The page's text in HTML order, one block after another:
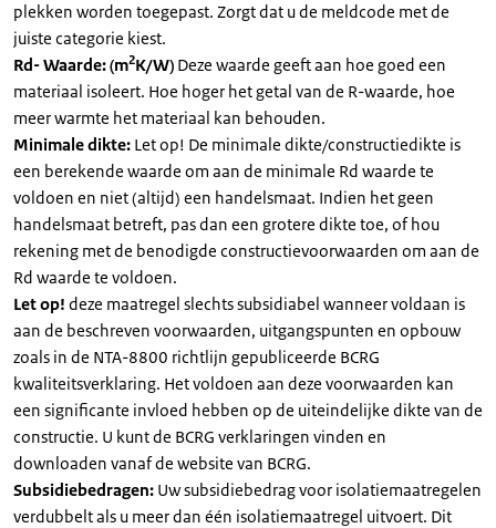
plekken worden toegepast. Zorgt dat u de meldcode met de
juiste categorie kiest.
Rd- Waarde: (m2K/W) Deze waarde geeft aan hoe goed een
materiaal isoleert. Hoe hoger het getal van de R-waarde, hoe
meer warmte het materiaal kan behouden.
Minimale dikte: Let op! De minimale dikte/constructiedikte is
een berekende waarde om aan de minimale Rd waarde te
voldoen en niet (altijd) een handelsmaat. Indien het geen
handelsmaat betreft, pas dan een grotere dikte toe, of hou
rekening met de benodigde constructievoorwaarden om aan de
Rd waarde te voldoen.
Let op! deze maatregel slechts subsidiabel wanneer voldaan is
aan de beschreven voorwaarden, uitgangspunten en opbouw
zoals in de NTA-8800 richtlijn gepubliceerde BCRG
kwaliteitsverklaring. Het voldoen aan deze voorwaarden kan
een significante invloed hebben op de uiteindelijke dikte van de
constructie. U kunt de BCRG verklaringen vinden en
downloaden vanaf de website van BCRG.
Subsidiebedragen: Uw subsidiebedrag voor isolatiemaatregelen
verdubbelt als u meer dan één isolatiemaatregel uitvoert. Dit